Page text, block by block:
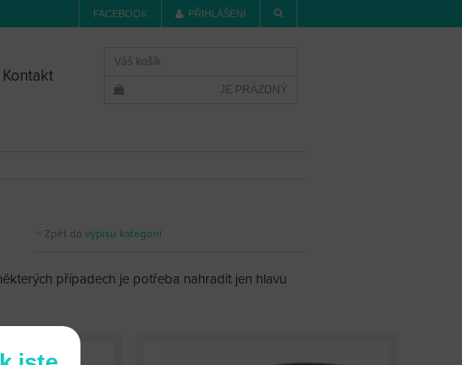
FACEBOOK PŘIHLÁŠENÍ
Kontakt
Váš košík
JE PRÁZDNÝ
Zpět do výpisu kategorií
případech je potřeba nahradit jen hlavu